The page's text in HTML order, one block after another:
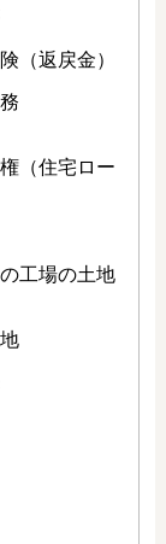
（返戻金）
（住宅ロー
工場の土地